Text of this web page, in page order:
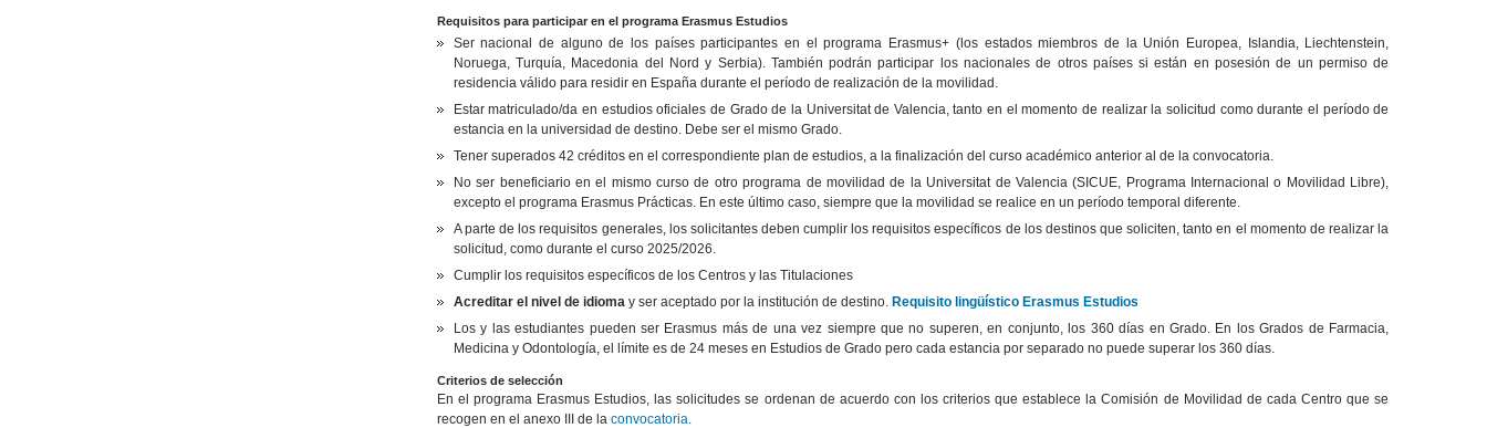
Requisitos para participar en el programa Erasmus Estudios
Ser nacional de alguno de los países participantes en el programa Erasmus+ (los estados miembros de la Unión Europea, Islandia, Liechtenstein,
Noruega, Turquía, Macedonia del Nord y Serbia). También podrán participar los nacionales de otros países si están en posesión de un permiso de
residencia válido para residir en España durante el período de realización de la movilidad.
Estar matriculado/da en estudios oficiales de Grado de la Universitat de Valencia, tanto en el momento de realizar la solicitud como durante el período de
estancia en la universidad de destino. Debe ser el mismo Grado.
Tener superados 42 créditos en el correspondiente plan de estudios, a la finalización del curso académico anterior al de la convocatoria.
No ser beneficiario en el mismo curso de otro programa de movilidad de la Universitat de Valencia (SICUE, Programa Internacional o Movilidad Libre),
excepto el programa Erasmus Prácticas. En este último caso, siempre que la movilidad se realice en un período temporal diferente.
A parte de los requisitos generales, los solicitantes deben cumplir los requisitos específicos de los destinos que soliciten, tanto en el momento de realizar la
solicitud, como durante el curso 2025/2026.
Cumplir los requisitos específicos de los Centros y las Titulaciones
Acreditar el nivel de idioma y ser aceptado por la institución de destino. Requisito lingüístico Erasmus Estudios
Los y las estudiantes pueden ser Erasmus más de una vez siempre que no superen, en conjunto, los 360 días en Grado. En los Grados de Farmacia,
Medicina y Odontología, el límite es de 24 meses en Estudios de Grado pero cada estancia por separado no puede superar los 360 días.
Criterios de selección
En el programa Erasmus Estudios, las solicitudes se ordenan de acuerdo con los criterios que establece la Comisión de Movilidad de cada Centro que se
recogen en el anexo III de la convocatoria